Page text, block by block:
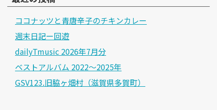
ココナッツと青唐辛子のチキンカレー
週末日記ー回遊
dailyTmusic 2026年7月分
ベストアルバム 2022～2025年
GSV123.旧脇ヶ畑村（滋賀県多賀町）